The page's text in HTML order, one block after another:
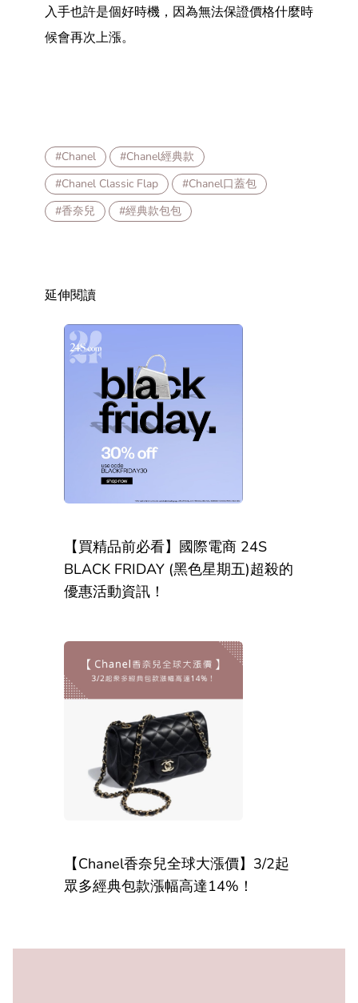
入手也許是個好時機，因為無法保證價格什麼時
候會再次上漲。
#Chanel
#Chanel經典款
#Chanel Classic Flap
#Chanel口蓋包
#香奈兒
#經典款包包
延伸閱讀
【買精品前必看】國際電商 24S
BLACK FRIDAY (黑色星期五)超殺的
優惠活動資訊！
【Chanel香奈兒全球大漲價】3/2起
眾多經典包款漲幅高達14%！